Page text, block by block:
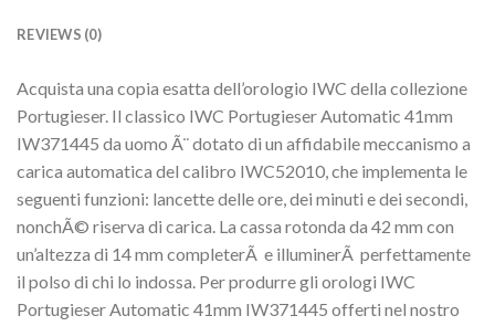
REVIEWS (0)
Acquista una copia esatta dell’orologio IWC della collezione
Portugieser. Il classico IWC Portugieser Automatic 41mm
IW371445 da uomo Ã¨ dotato di un affidabile meccanismo a
carica automatica del calibro IWC52010, che implementa le
seguenti funzioni: lancette delle ore, dei minuti e dei secondi,
nonchÃ© riserva di carica. La cassa rotonda da 42 mm con
un’altezza di 14 mm completerÃ e illuminerÃ perfettamente
il polso di chi lo indossa. Per produrre gli orologi IWC
Portugieser Automatic 41mm IW371445 offerti nel nostro